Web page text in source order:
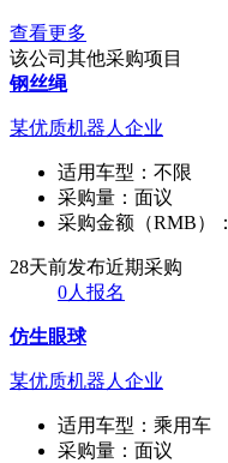
查看更多
该公司其他采购项目
钢丝绳
某优质机器人企业
适用车型： 不限
采购量： 面议
采购金额（RMB）：
28天前发布近期采购
0人报名
仿生眼球
某优质机器人企业
适用车型： 乘用车
采购量： 面议